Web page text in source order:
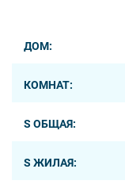
ДОМ:
КОМНАТ:
S ОБЩАЯ:
S ЖИЛАЯ: